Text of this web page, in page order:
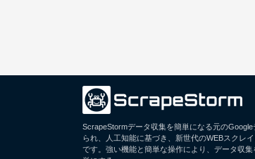
ScrapeStormデータ収集を簡単になる元の
られ、人工知能に基づき、新世代のWEBスクレ
です。強い機能と簡単な操作により、データ収